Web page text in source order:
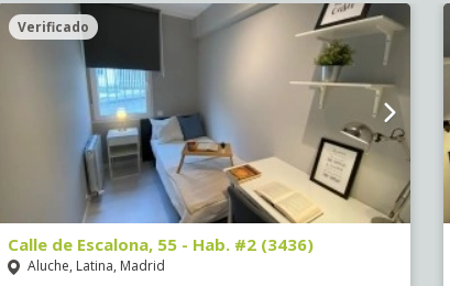
Verificado
Calle de Escalona, 55 - Hab. #2 (3436)
Aluche, Latina, Madrid